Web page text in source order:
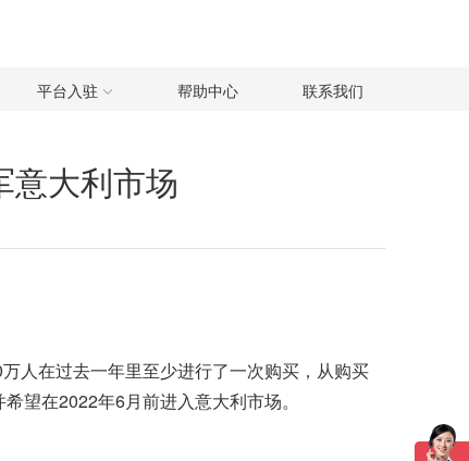
平台入驻 帮助中心 联系我们
意大利市场
人在过去一年里至少进行了一次购买，从购买
望在2022年6月前进入意大利市场。